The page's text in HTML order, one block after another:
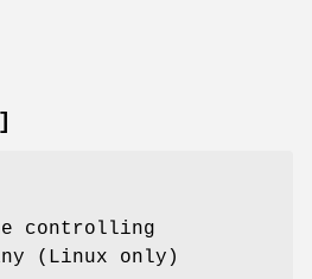
controlling
(Linux only)